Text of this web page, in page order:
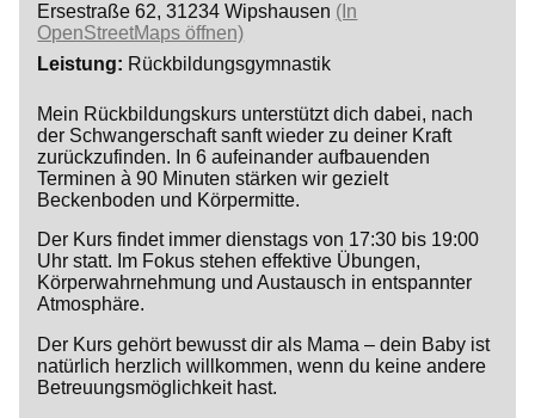
Ersestraße 62, 31234 Wipshausen (In
OpenStreetMaps öffnen)
Leistung
Rückbildungsgymnastik
Mein Rückbildungskurs unterstützt dich dabei, nach
der Schwangerschaft sanft wieder zu deiner Kraft
zurückzufinden. In 6 aufeinander aufbauenden
Terminen à 90 Minuten stärken wir gezielt
Beckenboden und Körpermitte.
Der Kurs findet immer dienstags von 17:30 bis 19:00
Uhr statt. Im Fokus stehen effektive Übungen,
Körperwahrnehmung und Austausch in entspannter
Atmosphäre.
Der Kurs gehört bewusst dir als Mama – dein Baby ist
natürlich herzlich willkommen, wenn du keine andere
Betreuungsmöglichkeit hast.